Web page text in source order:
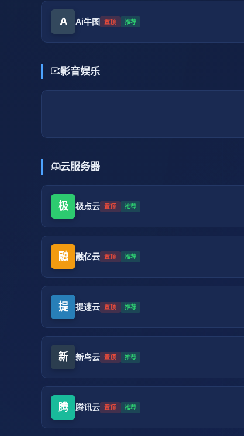
A Ai牛图 置顶 推荐
影音娱乐
云服务器
极 极点云 置顶 推荐
融 融亿云 置顶 推荐
提 提速云 置顶 推荐
新 新鸟云 置顶 推荐
腾 腾讯云 置顶 推荐